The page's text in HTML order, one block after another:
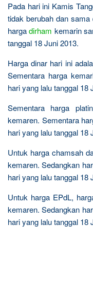
Pada hari ini Kamis
tidak berubah dan
hargadirham kemarin
tanggal 18 Juni 2013.
Harga dinar hari ini
Sementara harga
hari yang lalu tanggal 18
Sementara harga
kemaren. Sementara
hari yang lalu tanggal 18
Untuk harga chamsah
kemaren. Sedangkan
hari yang lalu tanggal 18
Untuk harga EPdL,
kemaren. Sedangkan
hari yang lalu tanggal 18